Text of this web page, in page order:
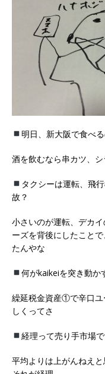
明日、新大阪で食べ
酒を飲むなら串カツ、
タクシーは運転、飛
故？
小さいのが運転、デカ
ーズを背後にしたこと
たんやな
何がkaikeiを突き動か
繰延税金資産①で辛口ユ
しくってさ
経理って売り手市場
平均よりは上がんねえ